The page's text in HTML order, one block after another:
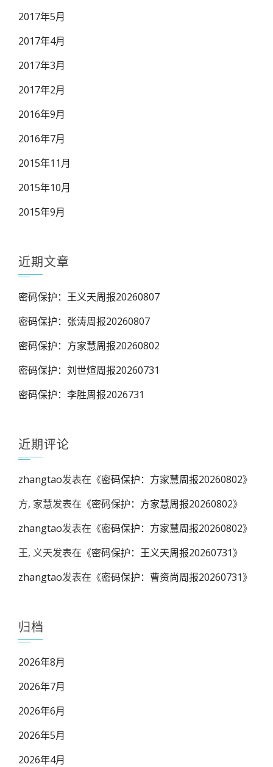
2017年5月
2017年4月
2017年3月
2017年2月
2016年9月
2016年7月
2015年11月
2015年10月
2015年9月
近期文章
密码保护：王义天周报20260807
密码保护：张涛周报20260807
密码保护：方家慧周报20260802
密码保护：刘世煊周报20260731
密码保护：李胜周报2026731
近期评论
zhangtao发表在《密码保护：方家慧周报20260802》
方, 家慧发表在《密码保护：方家慧周报20260802》
zhangtao发表在《密码保护：方家慧周报20260802》
王, 义天发表在《密码保护：王义天周报20260731》
zhangtao发表在《密码保护：曹资尚周报20260731》
归档
2026年8月
2026年7月
2026年6月
2026年5月
2026年4月